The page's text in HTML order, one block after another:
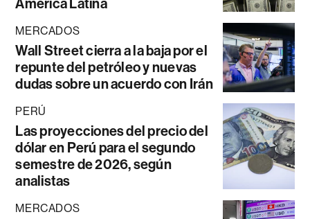
América Latina
MERCADOS
Wall Street cierra a la baja por el
repunte del petróleo y nuevas
dudas sobre un acuerdo con Irán
PERÚ
Las proyecciones del precio del
dólar en Perú para el segundo
semestre de 2026, según
analistas
MERCADOS